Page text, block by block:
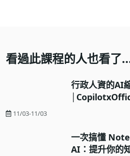
看過此課程的人也看了
行政人資的AI
11/03-11/03
一次搞懂
AI：提升你的